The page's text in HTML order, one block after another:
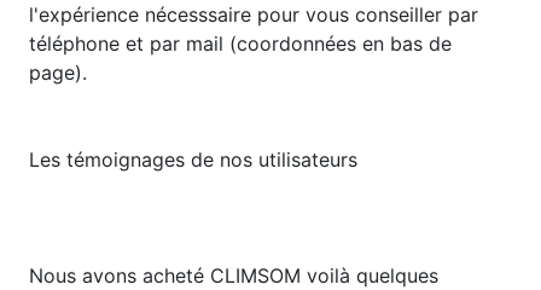
l'expérience nécesssaire pour vous conseiller par
téléphone et par mail (coordonnées en bas de
page).
​​​Les témoignages de nos utilisateurs
Nous avons acheté CLIMSOM voilà quelques